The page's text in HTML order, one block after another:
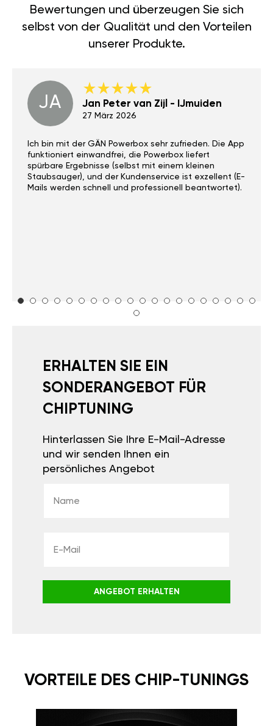
Bewertungen und überzeugen Sie sich
selbst von der Qualität und den Vorteilen
unserer Produkte.
JA Jan Peter van Zijl - IJmuiden
27 März 2026
Ich bin mit der GÄN Powerbox sehr zufrieden. Die App
funktioniert einwandfrei, die Powerbox liefert
spürbare Ergebnisse (selbst mit einem kleinen
Staubsauger), und der Kundenservice ist exzellent (E-
Mails werden schnell und professionell beantwortet).
ERHALTEN SIE EIN
SONDERANGEBOT FÜR
CHIPTUNING
Hinterlassen Sie Ihre E-Mail-Adresse
und wir senden Ihnen ein
persönliches Angebot
ANGEBOT ERHALTEN
VORTEILE DES CHIP-TUNINGS